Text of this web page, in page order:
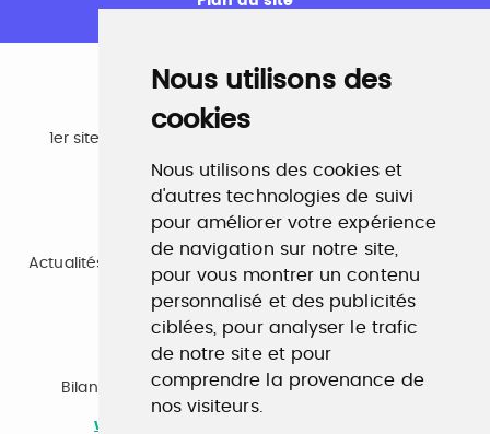
Nous utilisons des
cookies
Nous utilisons des cookies et
d'autres technologies de suivi
pour améliorer votre expérience
de navigation sur notre site,
pour vous montrer un contenu
personnalisé et des publicités
ciblées, pour analyser le trafic
de notre site et pour
comprendre la provenance de
nos visiteurs.
Emploi
1er site emploi du secteur culturel 784.000 visites et
www.profilculture.com
Formation
Actualités, guide et annuaire des formations aux métiers
de la culture.
www.profilculture-formation.com
Accompagnement professionnel
Bilan de compétences, coaching, techniques de
recherche d'emploi, entretien conseil.
www.profilculture-competences.com